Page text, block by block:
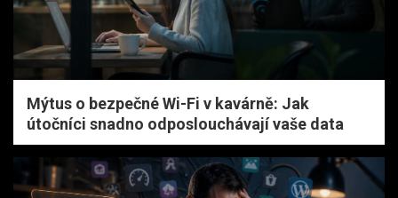
Mýtus o bezpečné Wi-Fi v kavárně: Jak
útočníci snadno odposlouchávají vaše data